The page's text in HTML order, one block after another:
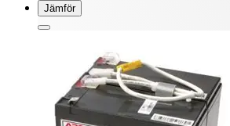
Jämför